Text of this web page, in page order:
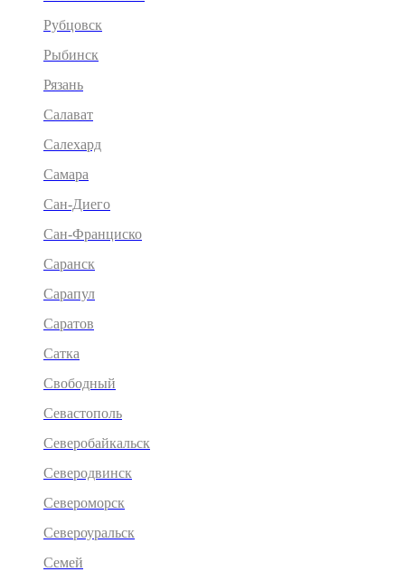
Рубцовск
Рыбинск
Рязань
Салават
Салехард
Самара
Сан-Диего
Сан-Франциско
Саранск
Сарапул
Саратов
Сатка
Свободный
Севастополь
Северобайкальск
Северодвинск
Североморск
Североуральск
Семей